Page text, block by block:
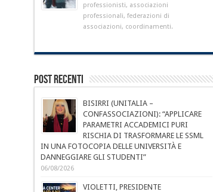
professionisti, associazioni
professionali, federazioni di
associazioni, coordinamenti.
Post Recenti
BISIRRI (UNITALIA –
CONFASSOCIAZIONI): “APPLICARE
PARAMETRI ACCADEMICI PURI
RISCHIA DI TRASFORMARE LE SSML
IN UNA FOTOCOPIA DELLE UNIVERSITÀ E
DANNEGGIARE GLI STUDENTI”
06/08/2026
VIOLETTI, PRESIDENTE